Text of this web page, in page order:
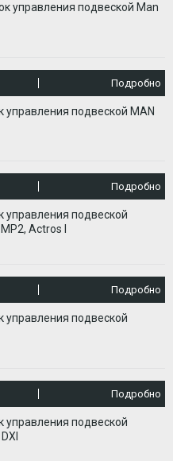
управления подвеской Man
Подробно
управления подвеской MAN
Подробно
управления подвеской
Actros I
Подробно
управления подвеской
Подробно
управления подвеской